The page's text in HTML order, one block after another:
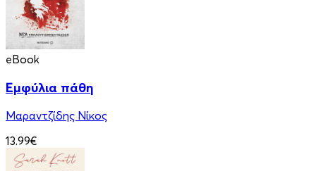
eBook
Εμφύλια πάθη
Μαραντζίδης Νίκος
13.99€